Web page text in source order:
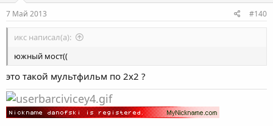
7 Май 2013 #140
икс написал(а):
южный мост((
это такой мультфильм по 2х2 ?